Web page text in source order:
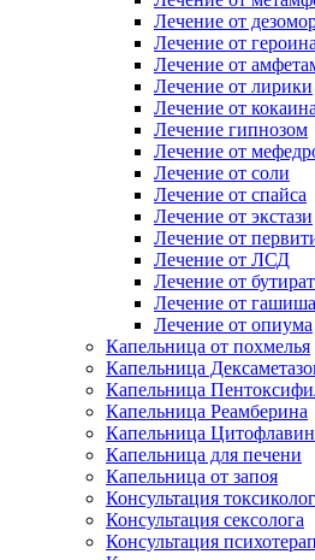
Лечение от
Лечение от героина
Лечение от
Лечение от лирики
Лечение от кокаина
Лечение гипнозом
Лечение от
Лечение от соли
Лечение от спайса
Лечение от экстази
Лечение от
Лечение от ЛСД
Лечение от
Лечение от гашиша
Лечение от опиума
Капельница от похмелья
Капельница
Капельница
Капельница Реамберина
Капельница
Капельница для печени
Капельница от запоя
Консультация
Консультация сексолога
Консультация